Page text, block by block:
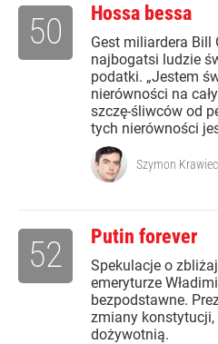
Hossa bessa
Gest miliardera Bill
najbogatsi ludzie
podatki. „Jestem
nierówności na
szczę-śliwców od
tych nierówności
50
Szymon Krawiec
Putin forever
Spekulacje o
emeryturze
bezpodstawne.
zmiany konstytucji,
dożywotnią.
52